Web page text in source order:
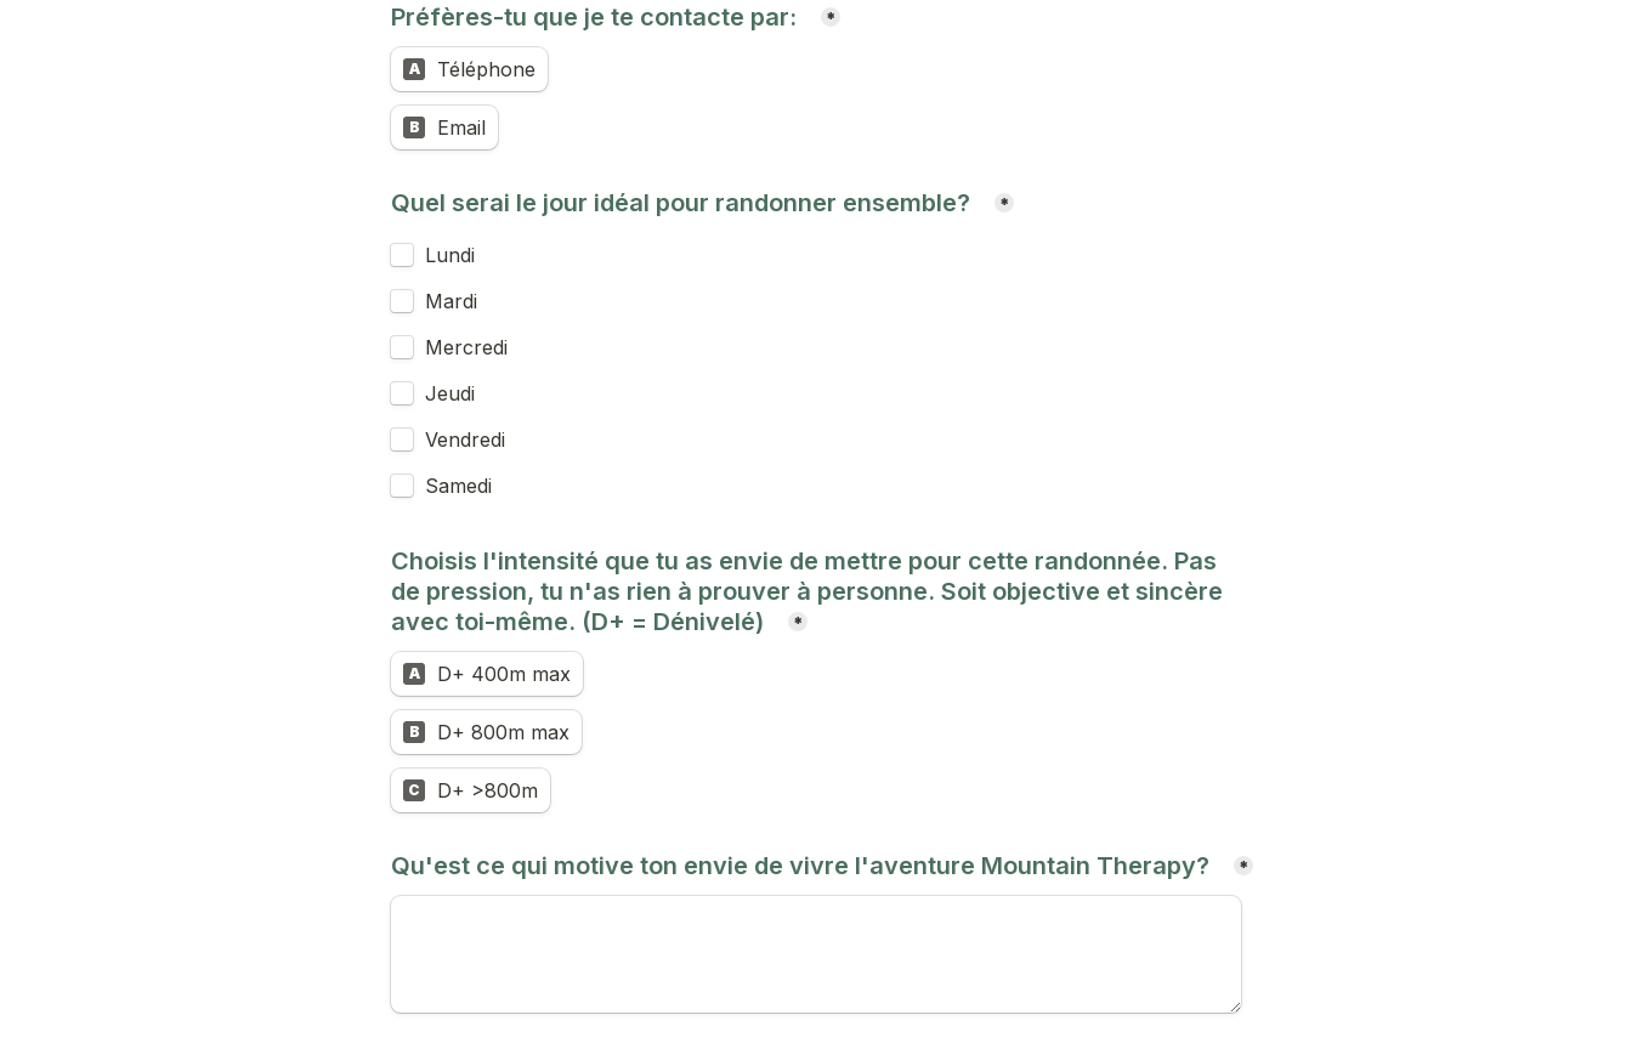
Préfères-tu que je te contacte par: *
A Téléphone
B Email
Quel serai le jour idéal pour randonner ensemble? *
Lundi
Mardi
Mercredi
Jeudi
Vendredi
Samedi
Choisis l'intensité que tu as envie de mettre pour cette randonnée. Pas
de pression, tu n'as rien à prouver à personne. Soit objective et sincère
avec toi-même. (D+ = Dénivelé)
*
A D+ 400m max
B D+ 800m max
C D+ >800m
Qu'est ce qui motive ton envie de vivre l'aventure Mountain Therapy? *